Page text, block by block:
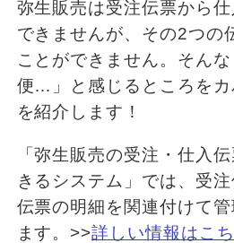
弥生販売は受注伝票から
できませんが、その2つの
ことができません。そん
便…」と感じるところをカ
を紹介します！
「弥生販売の受注・仕入
きるシステム」では、受
伝票の明細を関連付けて
ます。>>詳しい情報はこ